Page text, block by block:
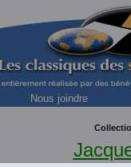
Nous joindre